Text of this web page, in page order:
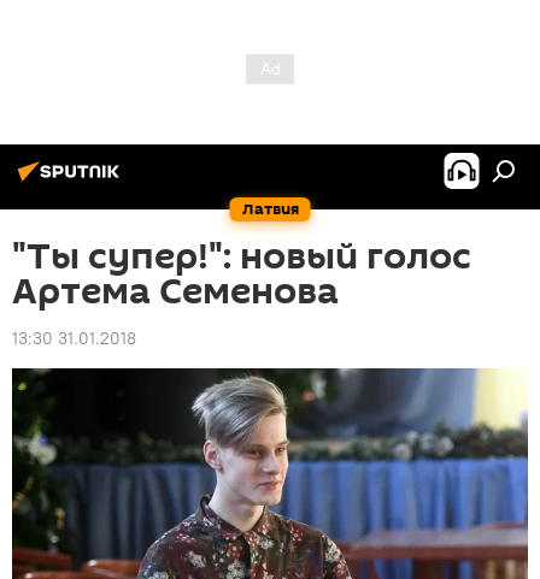
Латвия
"Ты супер!": новый голос
Артема Семенова
13:30 31.01.2018